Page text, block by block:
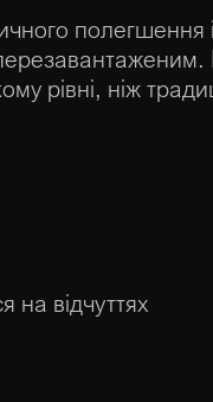
рівні, ніж
на відчуттях